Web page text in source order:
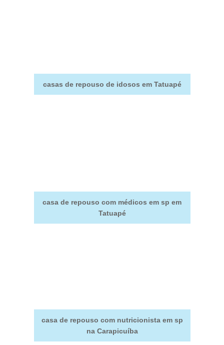
casas de repouso de idosos em Tatuapé
casa de repouso com médicos em sp em
Tatuapé
casa de repouso com nutricionista em sp
na Carapicuíba